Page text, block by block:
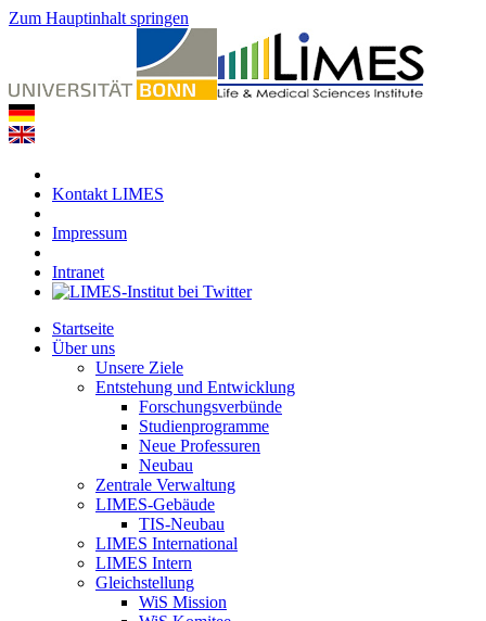
Zum Hauptinhalt springen
Kontakt LIMES
Impressum
Intranet
Startseite
Über uns
Unsere Ziele
Entstehung und Entwicklung
Forschungsverbünde
Studienprogramme
Neue Professuren
Neubau
Zentrale Verwaltung
LIMES-Gebäude
TIS-Neubau
LIMES International
LIMES Intern
Gleichstellung
WiS Mission